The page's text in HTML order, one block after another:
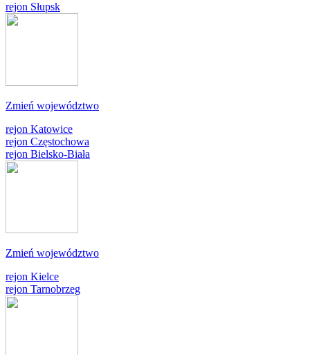
rejon Słupsk
Zmień województwo
rejon Katowice
rejon Częstochowa
rejon Bielsko-Biała
Zmień województwo
rejon Kielce
rejon Tarnobrzeg